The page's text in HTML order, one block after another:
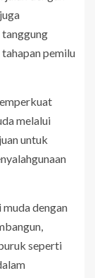
tahapan pemilu
melalui
untuk
dengan
seperti